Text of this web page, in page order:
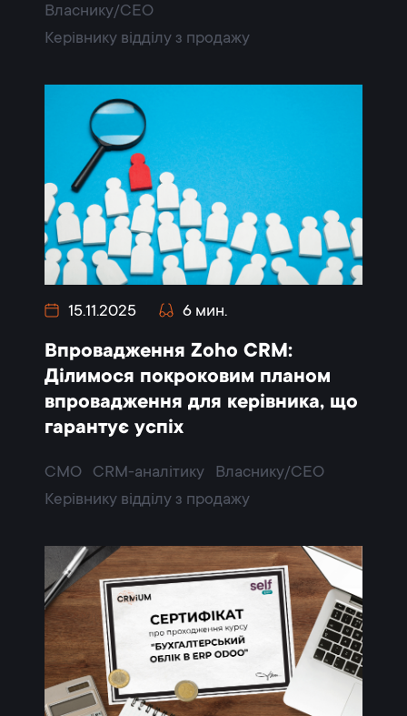
Власнику/CEO
Керівнику відділу з продажу
15.11.2025 6 мин.
Впровадження Zoho CRM:
Ділимося покроковим планом
впровадження для керівника, що
гарантує успіх
CMO CRM-аналітику
Власнику/CEO
Керівнику відділу з продажу